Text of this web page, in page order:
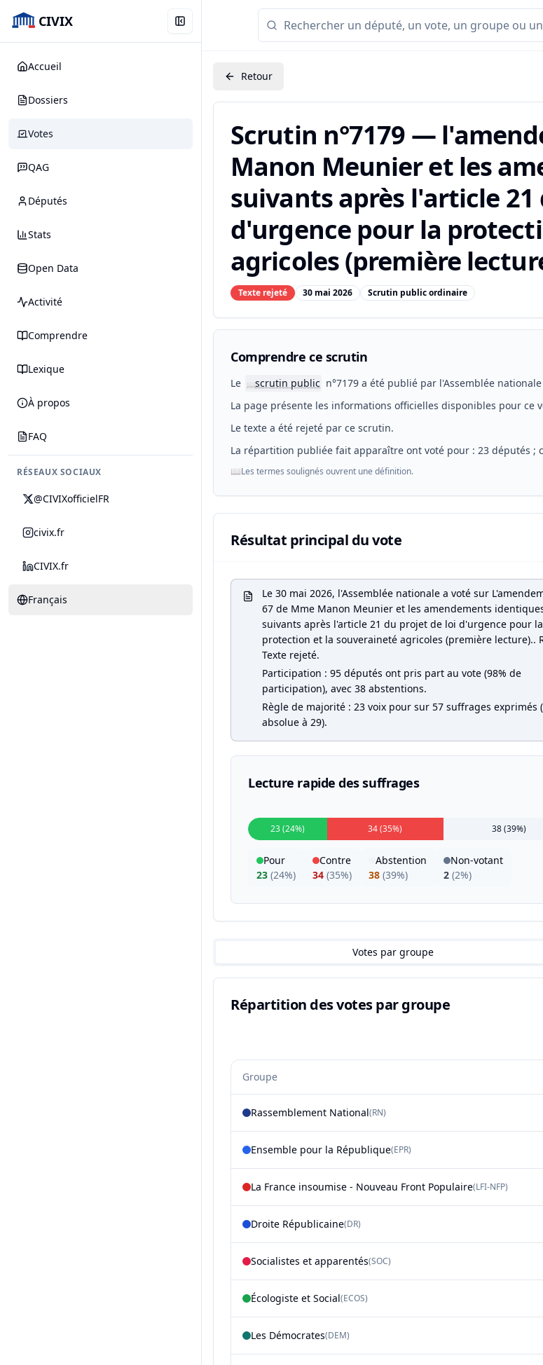
CIVIX
Accueil
Dossiers
Votes
QAG
Députés
Stats
Open Data
Activité
Comprendre
Lexique
À propos
FAQ
RÉSEAUX SOCIAUX
@CIVIXofficielFR
civix.fr
CIVIX.fr
Français
Retour
Scrutin n°7179 —
Manon Meunier et les
suivants après l'article
d'urgence pour la
agricoles (première
Texte rejeté 30 mai 2026 Scrutin public ordinaire
Comprendre ce scrutin
Le 📖scrutin public n°7179 a été publié par l'Assemblée
La page présente les informations officielles disponibles pour ce
Le texte a été rejeté par ce scrutin.
La répartition publiée fait apparaître ont voté pour : 23 députés ;
📖Les termes soulignés ouvrent une définition.
Résultat principal du vote
Le 30 mai 2026, l'Assemblée nationale a voté sur
67 de Mme Manon Meunier et les amendements
suivants après l'article 21 du projet de loi d'urgence pour la
protection et la souveraineté agricoles (première lecture)..
Texte rejeté.
Participation : 95 députés ont pris part au vote (98% de
participation), avec 38 abstentions.
Règle de majorité : 23 voix pour sur 57 suffrages exprimés
absolue à 29).
Lecture rapide des suffrages
23 (24%) 34 (35%) 38 (39%)
Pour
23 (24%)
Contre
34 (35%)
Abstention
38 (39%)
Non-votant
2 (2%)
Votes par groupe
Répartition des votes par groupe
Groupe
Rassemblement National(RN)
Ensemble pour la République(EPR)
La France insoumise - Nouveau Front Populaire(LFI-NFP)
Droite Républicaine(DR)
Socialistes et apparentés(SOC)
Écologiste et Social(ECOS)
Les Démocrates(DEM)